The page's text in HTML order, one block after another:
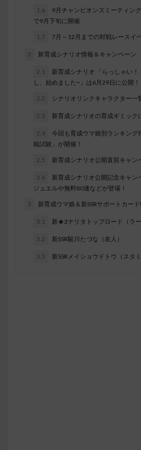
1.6
9月チャンピオンズミーティン
で9月下旬に開催
1.7 7月～12月までの対戦レースイ
2 新育成シナリオ情報＆キャンペーン
2.1
新育成シナリオ 「らっしゃい
し、始めました~」は6月29日に公開！
2.2 シナリオリンクキャラクター一
2.3 新育成シナリオの育成ギミック
2.4
今回も育成ウマ娘別ランキング
能試験」が開催！
2.5 新育成シナリオ公開直前キャン
2.6
新育成シナリオ公開記念キャン
ジュエルや無料80連などが登場！
3 新育成ウマ娘＆新SSRサポートカー
3.1 新★3ナリタトップロード（ラー
3.2 新SSR駿川たづな（友人）
3.3 新SSRメイショウドトウ（スタミ